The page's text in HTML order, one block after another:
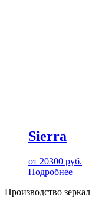
Sierra
от 20300 руб.
Подробнее
Производство